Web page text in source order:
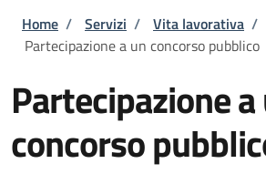
Briciole di pane
Home / Servizi / Vita lavorativa /
Partecipazione a un concorso pubblico
Partecipazione
concorso